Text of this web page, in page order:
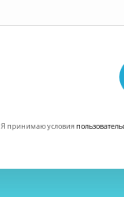
Я принимаю условия